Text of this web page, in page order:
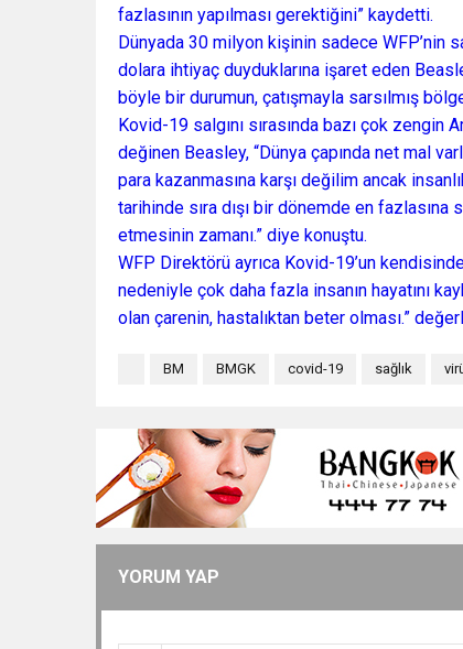
fazlasının yapılması gerektiğini” kaydetti.
Dünyada 30 milyon kişinin sadece WFP’nin
dolara ihtiyaç duyduklarına işaret eden
böyle bir durumun, çatışmayla sarsılmış
Kovid-19 salgını sırasında bazı çok zengin
değinen Beasley, “Dünya çapında net mal
para kazanmasına karşı değilim ancak
tarihinde sıra dışı bir dönemde en
etmesinin zamanı.” diye konuştu.
WFP Direktörü ayrıca Kovid-19’un
nedeniyle çok daha fazla insanın hayatını
olan çarenin, hastalıktan beter olması.”
BM BMGK covid-19 sağlık
YORUM YAP